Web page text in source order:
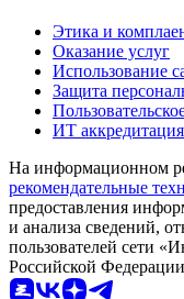
Этика и
Оказание услуг
Использование
Защита
ИТ аккредитация
На информационном
рекомендательные
предоставления
и анализа сведений,
пользователей сети
Российской